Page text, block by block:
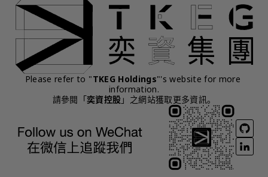
Please refer to "TKEG Holdings"'s website for more
information.
請參閱「奕資控股 」之網站獲取更多資訊。